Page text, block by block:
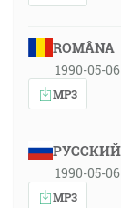
ROMÂNA
1990-05-
MP3
1990-05-
MP3